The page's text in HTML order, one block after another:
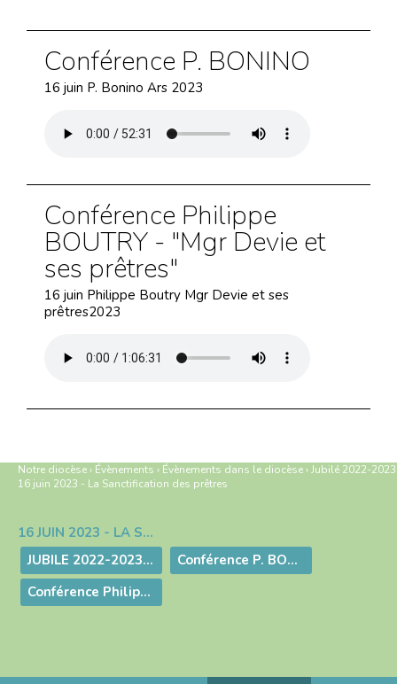
Conférence P. BONINO
16 juin P. Bonino Ars 2023
Conférence Philippe
BOUTRY - "Mgr Devie et
ses prêtres"
16 juin Philippe Boutry Mgr Devie et ses
prêtres2023
Notre diocèse › Évènements › Évènements dans le diocèse ›Jubilé 2022-2023
16 juin 2023 - La Sanctification des prêtres
Navigation
16 JUIN 2023 - LA SANCTIFICATION DES PRÊTRES
JUBILE 2022-2023 - La Sanctification des prêtres
Conférence P. BONINO
Conférence Philippe BOUTRY - "Mgr Devie et ses prêtres"